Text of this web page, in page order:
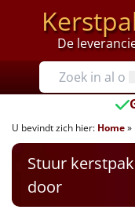
De
Prijzen
Tot €25
€25 tot €35
€35 tot €40
€40 tot €45
U bevindt zich hier: Home»
Stuur
door